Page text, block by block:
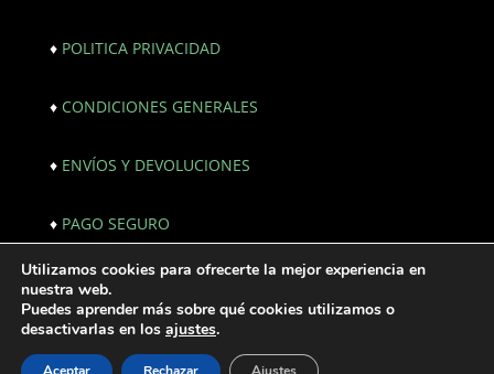
♦ POLITICA PRIVACIDAD
♦ CONDICIONES GENERALES
♦ ENVÍOS Y DEVOLUCIONES
♦ PAGO SEGURO
© Copyright 2021. All Rights Reserved. |
Webmaster:
JF creativos | Comunicación
Utilizamos cookies para ofrecerte la mejor experiencia en
nuestra web.
Puedes aprender más sobre qué cookies utilizamos o
desactivarlas en los ajustes.